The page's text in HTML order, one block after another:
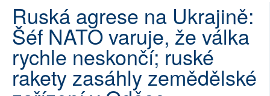
ARCHIV
ROZHOVORY
TÉMATA
Ruská agrese na Ukrajině:
Šéf NATO varuje, že válka
rychle neskončí; ruské
rakety zasáhly zemědělské